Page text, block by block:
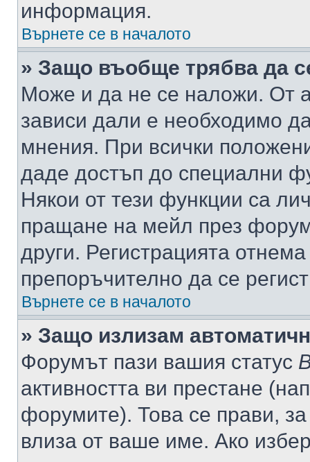
информация.
Върнете се в началото
» Защо въобще трябва да
Може и да не се наложи. От
зависи дали е необходимо
мнения. При всички
даде достъп до специални
Някои от тези функции са
пращане на мейл през
други. Регистрацията
препоръчително да се
Върнете се в началото
» Защо излизам
Форумът пази вашия статус
активността ви престане
форумите). Това се прави,
влиза от ваше име. Ако